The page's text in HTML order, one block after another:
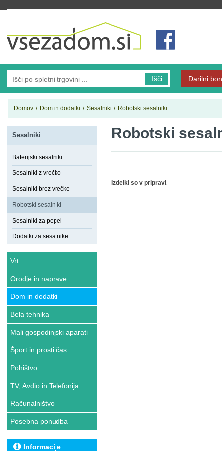
Išči Darilni
Domov / Dom in dodatki / Sesalniki / Robotski sesalniki
Sesalniki
Baterijski sesalniki
Sesalniki z vrečko
Sesalniki brez vrečke
Robotski sesalniki
Sesalniki za pepel
Dodatki za sesalnike
Vrt
Orodje in naprave
Dom in dodatki
Bela tehnika
Mali gospodinjski aparati
Šport in prosti čas
Pohištvo
TV, Avdio in Telefonija
Računalništvo
Posebna ponudba
Informacije
Robotski
Izdelki so v pripravi.